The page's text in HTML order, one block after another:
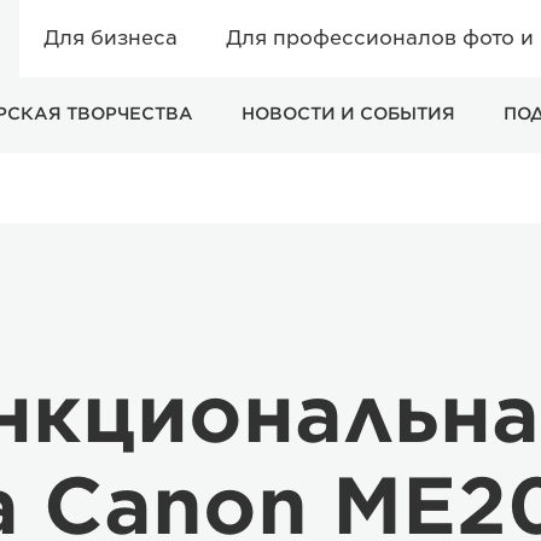
Для бизнеса Для профессионалов фото и
ТВОРЧЕСТВА НОВОСТИ И СОБЫТИЯ
Canon